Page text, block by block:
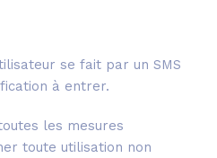
se fait par un SMS
à entrer.
les mesures
toute utilisation non